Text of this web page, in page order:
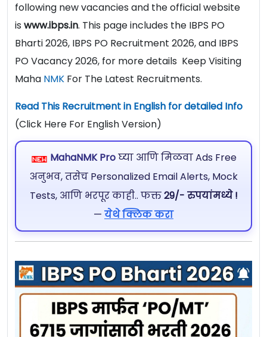
following new vacancies and the official website
is www.ibps.in. This page includes the IBPS PO
Bharti 2026, IBPS PO Recruitment 2026, and IBPS
PO Vacancy 2026, for more details Keep Visiting
Maha NMK For The Latest Recruitments.
Read This Recruitment in English for detailed Info
(Click Here For English Version)
MahaNMK Proघ्या आणि मिळवा Ads Free
अनुभव, तसेच Personalized Email Alerts, Mock
Tests, आणि भरपूर काही.. फक्त29/- रुपयांमध्ये !
— येथे क्लिक करा